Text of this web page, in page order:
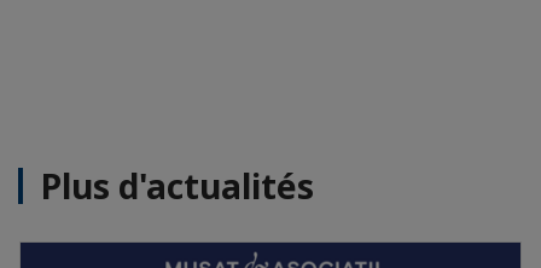
Plus d'actualités